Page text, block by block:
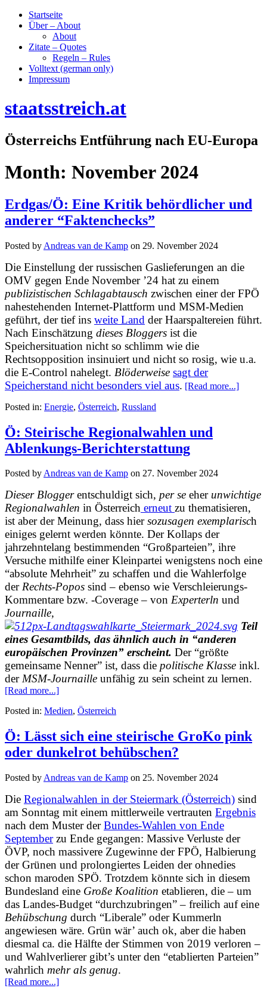
Startseite
Über – About
About
Zitate – Quotes
Regeln – Rules
Volltext (german only)
Impressum
staatsstreich.at
Österreichs Entführung nach EU-Europa
Month: November 2024
Erdgas/Ö: Eine Kritik behördlicher und
anderer “Faktenchecks”
Posted by Andreas van de Kamp on 29. November 2024
Die Einstellung der russischen Gaslieferungen an die
OMV gegen Ende November ’24 hat zu einem
publizistischen Schlagabtausch zwischen einer der FPÖ
nahestehenden Internet-Plattform und MSM-Medien
geführt, der tief ins weite Land der Haarspaltereien führt.
Nach Einschätzung dieses Bloggers ist die
Speichersituation nicht so schlimm wie die
Rechtsopposition insinuiert und nicht so rosig, wie u.a.
die E-Control nahelegt. Blöderweise sagt der
Speicherstand nicht besonders viel aus. [Read more...]
Posted in: Energie, Österreich, Russland
Ö: Steirische Regionalwahlen und
Ablenkungs-Berichterstattung
Posted byAndreas van de Kamp on 27. November 2024
Dieser Bloggerentschuldigt sich, per se eherunwichtige
Regionalwahlen in Österreich erneut zu thematisieren,
ist aber der Meinung, dass hiersozusagen exemplarisch
einiges gelernt werden könnte. Der Kollaps der
jahrzehntelang bestimmenden “Großparteien”, ihre
Versuche mithilfe einer Kleinpartei wenigstens noch eine
“absolute Mehrheit” zu schaffen und die Wahlerfolge
derRechts-Popos sind – ebenso wie Verschleierungs-
Kommentare bzw. -Coverage – von Experterln und
Journaille,
Teil
eines Gesamtbilds, das ähnlich auch in “anderen
europäischen Provinzen” erscheint. Der “größte
gemeinsame Nenner” ist, dass die politische Klasse inkl.
derMSM-Journaille unfähig zu sein scheint zu lernen.
[Read more...]
Posted in: Medien, Österreich
Ö: Lässt sich eine steirische GroKo pink
oder dunkelrot behübschen?
Posted by Andreas van de Kamp on 25. November 2024
Die Regionalwahlen in der Steiermark (Österreich) sind
am Sonntag mit einem mittlerweile vertrauten Ergebnis
nach dem Muster derBundes-Wahlen von Ende
Septemberzu Ende gegangen: Massive Verluste der
ÖVP, noch massivere Zugewinne der FPÖ, Halbierung
der Grünen und prolongiertes Leiden der ohnedies
schon maroden SPÖ. Trotzdem könnte sich in diesem
Bundesland eine Große Koalition etablieren, die – um
das Landes-Budget “durchzubringen” – freilich auf eine
Behübschung durch “Liberale” oder Kummerln
angewiesen wäre. Grün wär’ auch ok, aber die haben
diesmal ca. die Hälfte der Stimmen von 2019 verloren –
und Wahlverlierer gibt’s unter den “etablierten Parteien”
wahrlich mehr als genug.
[Read more...]